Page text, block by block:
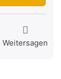
Weitersagen